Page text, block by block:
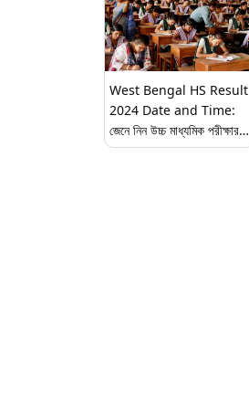
West Bengal HS Result
2024 Date and Time:
জেনে নিন উচ্চ মাধ্যমিক পরীক্ষার
ফলাফল প্রকাশের তারিখ ও সময়